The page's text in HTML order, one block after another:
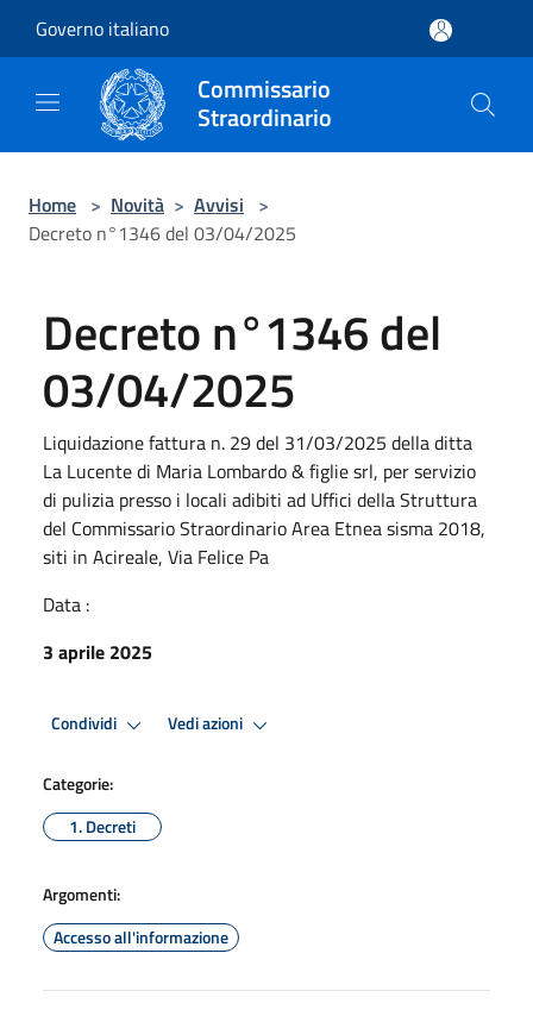
Governo italiano
Commissario
Straordinario
Home > Novità > Avvisi >
Decreto n°1346 del 03/04/2025
Decreto n°1346 del
03/04/2025
Liquidazione fattura n. 29 del 31/03/2025 della ditta
La Lucente di Maria Lombardo & figlie srl, per servizio
di pulizia presso i locali adibiti ad Uffici della Struttura
del Commissario Straordinario Area Etnea sisma 2018,
siti in Acireale, Via Felice Pa
Data :
3 aprile 2025
Condividi Vedi azioni
Categorie:
1. Decreti
Argomenti:
Accesso all'informazione